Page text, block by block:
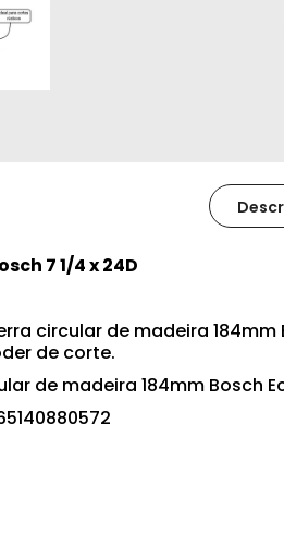
7 1/4 x 24D
circular de madeira
de corte.
de madeira 184mm Bosch